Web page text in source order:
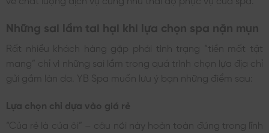
Những sai lầm tai hại khi lựa chọn spa nặn mụn
Rất nhiều khách hàng gặp phải tình trạng “tiền mất tật
mang” chỉ vì những sai lầm trong quá trình chọn lựa địa chỉ
gửi gắm làn da. YB Spa muốn lưu ý bạn những điểm sau:
Lựa chọn chỉ dựa vào giá rẻ
“Của rẻ là của ôi” – câu nói này hoàn toàn đúng trong lĩnh